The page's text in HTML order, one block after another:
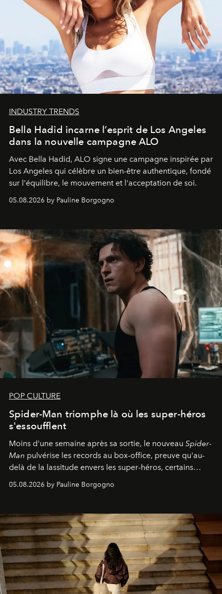
INDUSTRY TRENDS
Bella Hadid incarne l’esprit de Los Angeles
dans la nouvelle campagne ALO
Avec Bella Hadid, ALO signe une campagne inspirée par
Los Angeles qui célèbre un bien-être authentique, fondé
sur l'équilibre, le mouvement et l'acceptation de soi.
05.08.2026 by Pauline Borgogno
POP CULTURE
Spider-Man triomphe là où les super-héros
s'essoufflent
Moins d'une semaine après sa sortie, le nouveau Spider-
Man pulvérise les records au box-office, preuve qu'au-
delà de la lassitude envers les super-héros, certains
05.08.2026 by Pauline Borgogno